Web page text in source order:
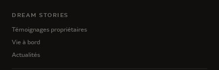
DREAM STORIES
Témoignages propriétaires
Vie à bord
Actualités